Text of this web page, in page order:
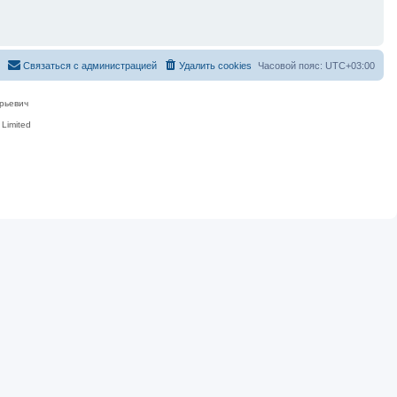
Часовой пояс: UTC+03:00
Удалить cookies
Связаться с администрацией